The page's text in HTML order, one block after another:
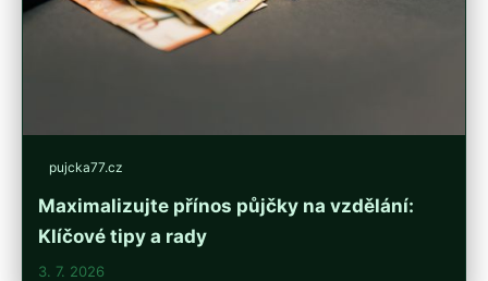
pujcka77.cz
Maximalizujte přínos půjčky na vzdělání:
Klíčové tipy a rady
3. 7. 2026